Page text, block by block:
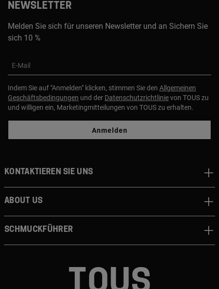
NEWSLETTER
Melden Sie sich für unseren Newsletter und an Sichern Sie
sich 10 %
E-Mail
Indem Sie auf "Anmelden" klicken, stimmen Sie den Allgemeinen
Geschäftsbedingungen und der Datenschutzrichtlinievon TOUS zu
und willigen ein, Marketingmitteilungen von TOUS zu erhalten.
Anmelden
Kontaktieren sie uns
About us
Schmuckführer